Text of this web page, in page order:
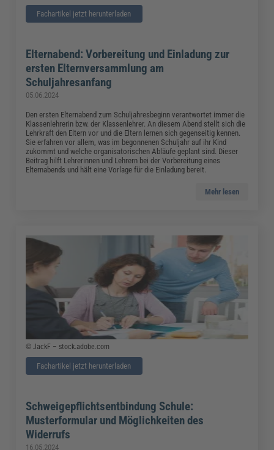
Fachartikel jetzt herunterladen
Elternabend: Vorbereitung und Einladung zur
ersten Elternversammlung am
Schuljahresanfang
05.06.2024
Den ersten Elternabend zum Schuljahresbeginn verantwortet immer die
Klassenlehrerin bzw. der Klassenlehrer. An diesem Abend stellt sich die
Lehrkraft den Eltern vor und die Eltern lernen sich gegenseitig kennen.
Sie erfahren vor allem, was im begonnenen Schuljahr auf ihr Kind
zukommt und welche organisatorischen Abläufe geplant sind. Dieser
Beitrag hilft Lehrerinnen und Lehrern bei der Vorbereitung eines
Elternabends und hält eine Vorlage für die Einladung bereit.
Mehr lesen
© JackF – stock.adobe.com
Fachartikel jetzt herunterladen
Schweigepflichtsentbindung Schule:
Musterformular und Möglichkeiten des
Widerrufs
16.05.2024